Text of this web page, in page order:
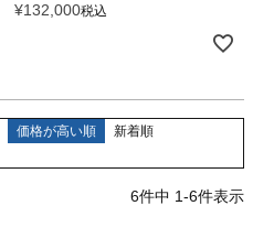
¥132,000税込
価格が高い順
新着順
6件中 1-6件表示